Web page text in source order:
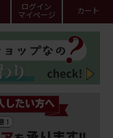
ログイン
マイページ カート